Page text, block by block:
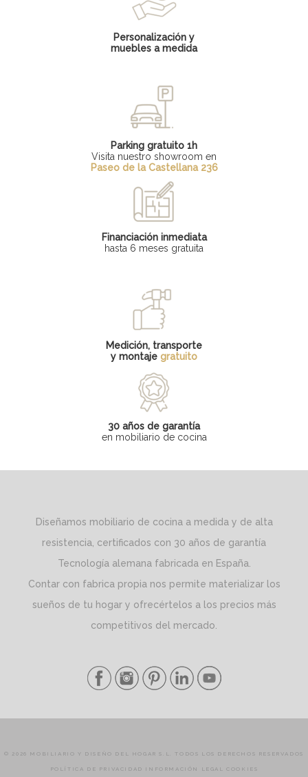
Personalización y
muebles a medida
Parking gratuito 1h
Visita nuestro showroom en
Paseo de la Castellana 236
Financiación inmediata
hasta 6 meses gratuita
Medición, transporte
y montaje gratuito
30 años de garantía
en mobiliario de cocina
Diseñamos mobiliario de cocina a medida y de alta
resistencia, certificados con 30 años de garantía
Tecnología alemana fabricada en España.
Contar con fabrica propia nos permite materializar los
sueños de tu hogar y ofrecértelos a los precios más
competitivos del mercado.
© 2026 MOBILIARIO Y DISEÑO DEL HOGAR S.L. TODOS LOS DERECHOS RESERVADOS
POLÍTICA DE PRIVACIDAD INFORMACIÓN LEGAL COOKIES